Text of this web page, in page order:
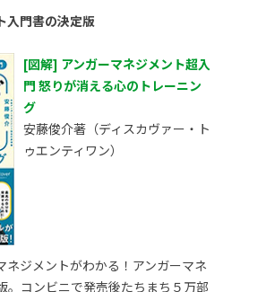
入門書の決定版
[図解] アンガーマネジメント超入
門 怒りが消える心のトレーニン
グ
安藤俊介著（ディスカヴァー・ト
ゥエンティワン）
ネジメントがわかる！アンガーマネ
。コンビニで発売後たちまち５万部